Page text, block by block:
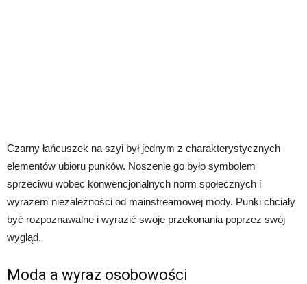
Czarny łańcuszek na szyi był jednym z charakterystycznych
elementów ubioru punków. Noszenie go było symbolem
sprzeciwu wobec konwencjonalnych norm społecznych i
wyrazem niezależności od mainstreamowej mody. Punki chciały
być rozpoznawalne i wyrazić swoje przekonania poprzez swój
wygląd.
Moda a wyraz osobowości